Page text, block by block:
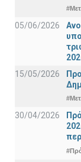
05/06/2026
15/05/2026
30/04/2026